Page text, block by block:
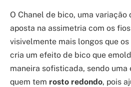
O Chanel de bico, uma variação
aposta na assimetria com os
visivelmente mais longos que
cria um efeito de bico que
maneira sofisticada, sendo uma
quem tem rosto redondo, pois